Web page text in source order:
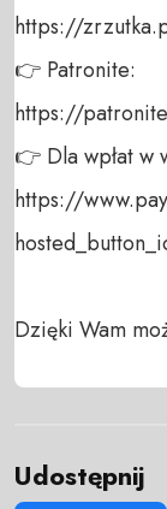
https://
👉 Patronite:
https://
👉 Dla wpłat w
https://
Dzięki Wam
Udostępnij